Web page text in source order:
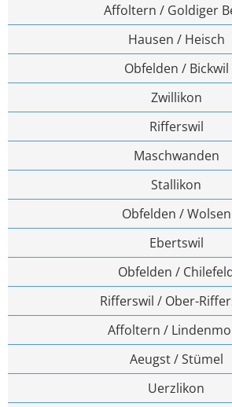
Affoltern / Goldiger
Hausen / Heisch
Obfelden / Bickwil
Zwillikon
Rifferswil
Maschwanden
Stallikon
Obfelden / Wolsen
Ebertswil
Obfelden /
Rifferswil / Ober-
Affoltern /
Aeugst / Stümel
Uerzlikon